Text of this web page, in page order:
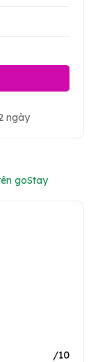
ngày
goStay
/10